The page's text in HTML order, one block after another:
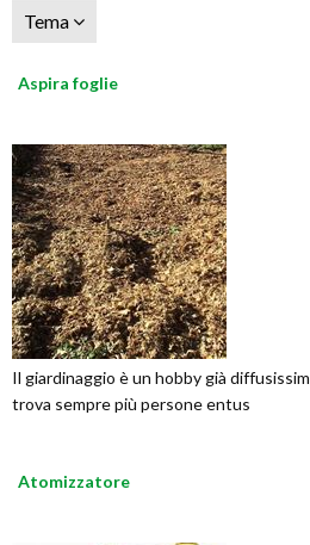
Tema
Aspira foglie
Il giardinaggio è un hobby già
trova sempre più persone entus
Atomizzatore